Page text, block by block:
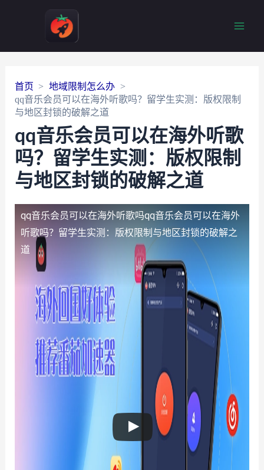
首页
地域限制怎么办
qq音乐会员可以在海外听歌吗？留学生实测：版权限制
与地区封锁的破解之道
qq音乐会员可以在海外听歌
吗？留学生实测：版权限制
与地区封锁的破解之道
qq音乐会员可以在海外听歌吗qq音乐会员可以在海外
听歌吗？留学生实测：版权限制与地区封锁的破解之
道